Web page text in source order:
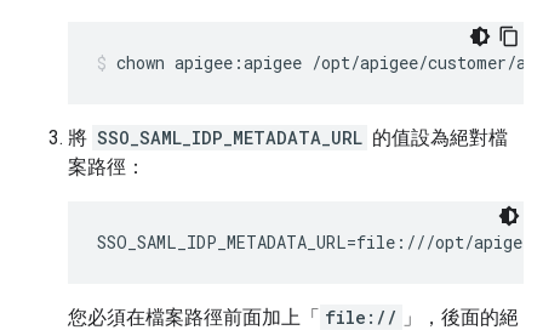
chown apigee:apigee /opt/apigee/customer/
將 SSO_SAML_IDP_METADATA_URL 的值設為絕對檔
案路徑：
SSO_SAML_IDP_METADATA_URL=file:///opt/
您必須在檔案路徑前面加上「 file:// 」，後面的絕